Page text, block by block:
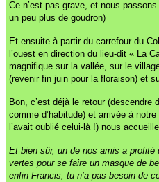
Ce n’est pas grave, et nous
un peu plus de goudron)
Et ensuite à partir du carrefour du
l’ouest en direction du lieu-dit « La
magnifique sur la vallée, sur le
(revenir fin juin pour la floraison) et
Bon, c’est déjà le retour (descendre
comme d’habitude) et arrivée à
l’avait oublié celui-là !) nous
Et bien sûr, un de nos amis a
vertes pour se faire un masque de
enfin Francis, tu n’a pas besoin de